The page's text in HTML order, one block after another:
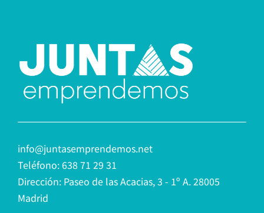
info@juntasemprendemos.net
Teléfono: 638 71 29 31
Dirección: Paseo de las Acacias, 3 - 1º A. 28005
Madrid